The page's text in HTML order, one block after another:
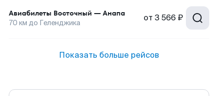
Авиабилеты Восточный — Анапа
70 км до Геленджика от 3 566 ₽
Показать больше рейсов